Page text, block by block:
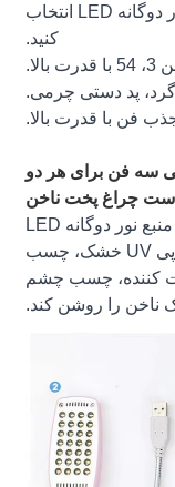
2، مهره های لامپ خط طلا را با منبع نور دوگانه LED انتخاب
کنید.
سه فن برای هر دو
چراغ پخت ناخن
این محصول از مهره لامپ خط طلا با منبع نور دوگانه LED
استفاده می کند، می تواند چسب فتوتراپی UV خشک، چسب
کننده، چسب چشم
ناخن را روشن کند.